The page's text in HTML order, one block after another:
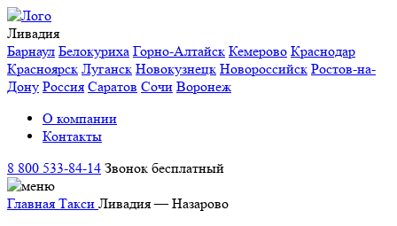
Ливадия
Барнаул Белокуриха Горно-Алтайск Кемерово Краснодар
Красноярск Луганск Новокузнецк Новороссийск Ростов-на-
Дону Россия Саратов Сочи Воронеж
О компании
Контакты
8 800 533-84-14 Звонок бесплатный
Главная Такси Ливадия — Назарово